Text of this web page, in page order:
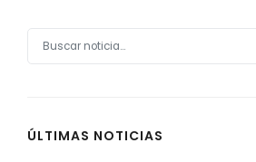
ÚLTIMAS NOTICIAS